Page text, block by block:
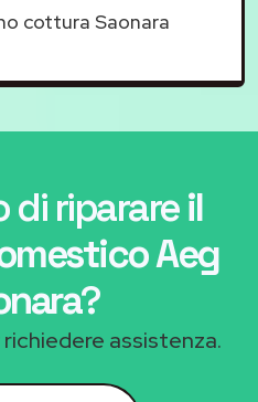
cottura Saonara
di riparareil
Aeg
?
assistenza.